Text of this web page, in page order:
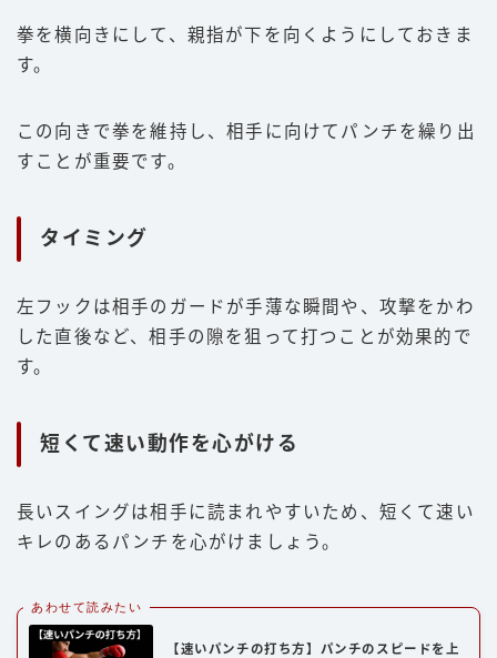
拳を横向きにして、親指が下を向くようにしておきま
す。
この向きで拳を維持し、相手に向けてパンチを繰り出
すことが重要です。
タイミング
左フックは相手のガードが手薄な瞬間や、攻撃をかわ
した直後など、相手の隙を狙って打つことが効果的で
す。
短くて速い動作を心がける
長いスイングは相手に読まれやすいため、短くて速い
キレのあるパンチを心がけましょう。
あわせて読みたい
【速いパンチの打ち方】パンチのスピードを上